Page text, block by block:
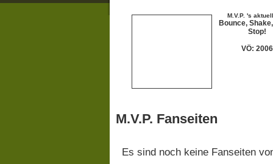
M.V.P. 's
Bounce,
Stop!
VÖ: 2006
M.V.P. Fanseiten
Es sind noch keine Fanseiten